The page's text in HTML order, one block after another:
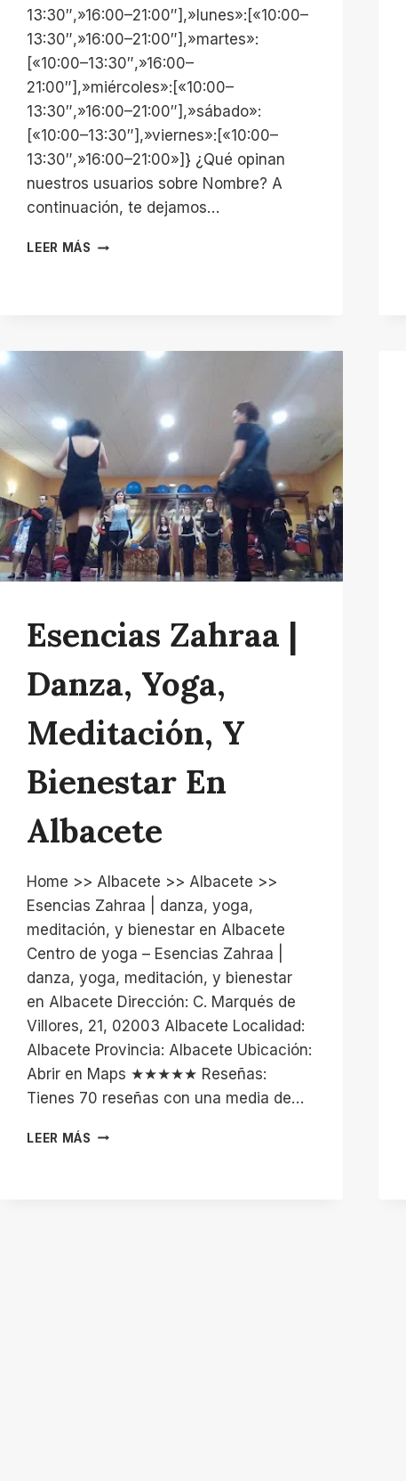
13:30″,»16:00–21:00″],»lunes»:[«10:00–
13:30″,»16:00–21:00″],»martes»:
[«10:00–13:30″,»16:00–
21:00″],»miércoles»:[«10:00–
13:30″,»16:00–21:00″],»sábado»:
[«10:00–13:30″],»viernes»:[«10:00–
13:30″,»16:00–21:00»]} ¿Qué opinan
nuestros usuarios sobre Nombre? A
continuación, te dejamos…
LEER MÁS SUKHA
Esencias Zahraa |
Danza, Yoga,
Meditación, Y
Bienestar En
Albacete
Home >> Albacete >> Albacete >>
Esencias Zahraa | danza, yoga,
meditación, y bienestar en Albacete
Centro de yoga – Esencias Zahraa |
danza, yoga, meditación, y bienestar
en Albacete Dirección: C. Marqués de
Villores, 21, 02003 Albacete Localidad:
Albacete Provincia: Albacete Ubicación:
Abrir en Maps ★★★★★ Reseñas:
Tienes 70 reseñas con una media de…
LEER MÁS ESENCIAS